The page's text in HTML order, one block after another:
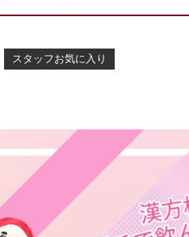
スタッフお気に入り